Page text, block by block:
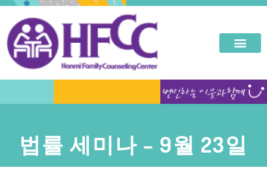
법률 세미나 – 9월 23일